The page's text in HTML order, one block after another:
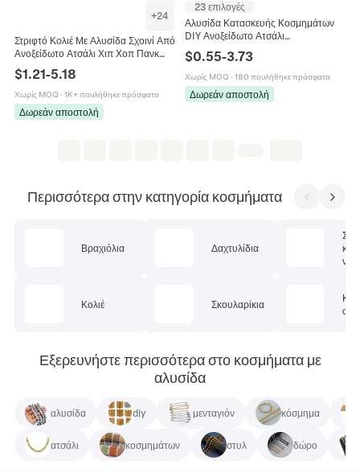
+24
Στριφτό Κολιέ Με Αλυσίδα Σχοινί Από
Ανοξείδωτο Ατσάλι Χιπ Χοπ Πανκ
Άνδρες Γυναίκες Επιμεταλλωμένο
$1.21-5.18
Χωρίς MOQ · 1K+ πουλήθηκε πρόσφατα
Δωρεάν αποστολή
23 επιλογές
Αλυσίδα Κατασκευής Κοσμημάτων
DIY Ανοξείδωτο Ατσάλι
Επιχρυσωμένο 18K Μακριά Κρίκοι
Κολιέ Βραχιόλι
$0.55-3.73
Χωρίς MOQ · 180 πουλήθηκε πρόσφατα
Δωρεάν αποστολή
Περισσότερα στην κατηγορία κοσμήματα
Βραχιόλια
Κολιέ
Δαχτυλίδια
Σκουλαρίκια
Σετ
ν
Εξερευνήστε περισσότερα στο κοσμήματα με
αλυσίδα
αλυσίδα diy μενταγιόν κόσμημα
ατσάλι κοσμημάτων στυλ δώρο